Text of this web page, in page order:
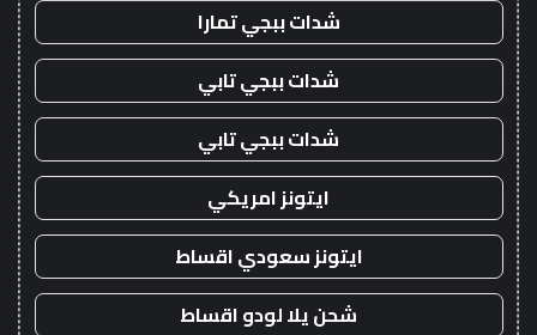
شدات ببجي تمارا
شدات ببجي تابي
شدات ببجي تابي
ايتونز امريكي
ايتونز سعودي اقساط
شحن يلا لودو اقساط